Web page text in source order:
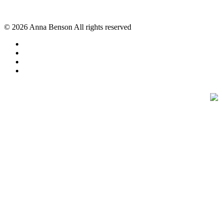
© 2026 Anna Benson All rights reserved